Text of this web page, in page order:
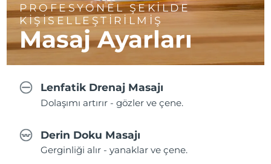
PROFESYONEL ŞEKİLDE
KİŞİSELLEŞTİRİLMİŞ
Masaj Ayarları
Lenfatik Drenaj Masajı
Dolaşımı artırır - gözler ve çene.
Derin Doku Masajı
Gerginliği alır - yanaklar ve çene.